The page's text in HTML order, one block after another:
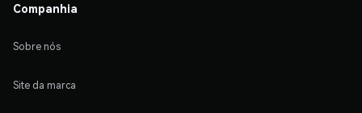
Companhia
Sobre nós
Site da marca